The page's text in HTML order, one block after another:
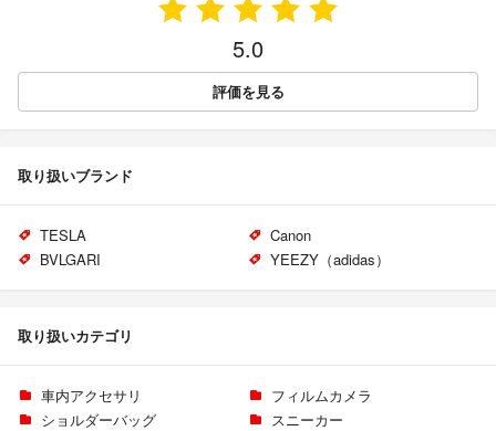
5.0
評価を見る
取り扱いブランド
TESLA
Canon
BVLGARI
YEEZY（adidas）
取り扱いカテゴリ
車内アクセサリ
フィルムカメラ
ショルダーバッグ
スニーカー